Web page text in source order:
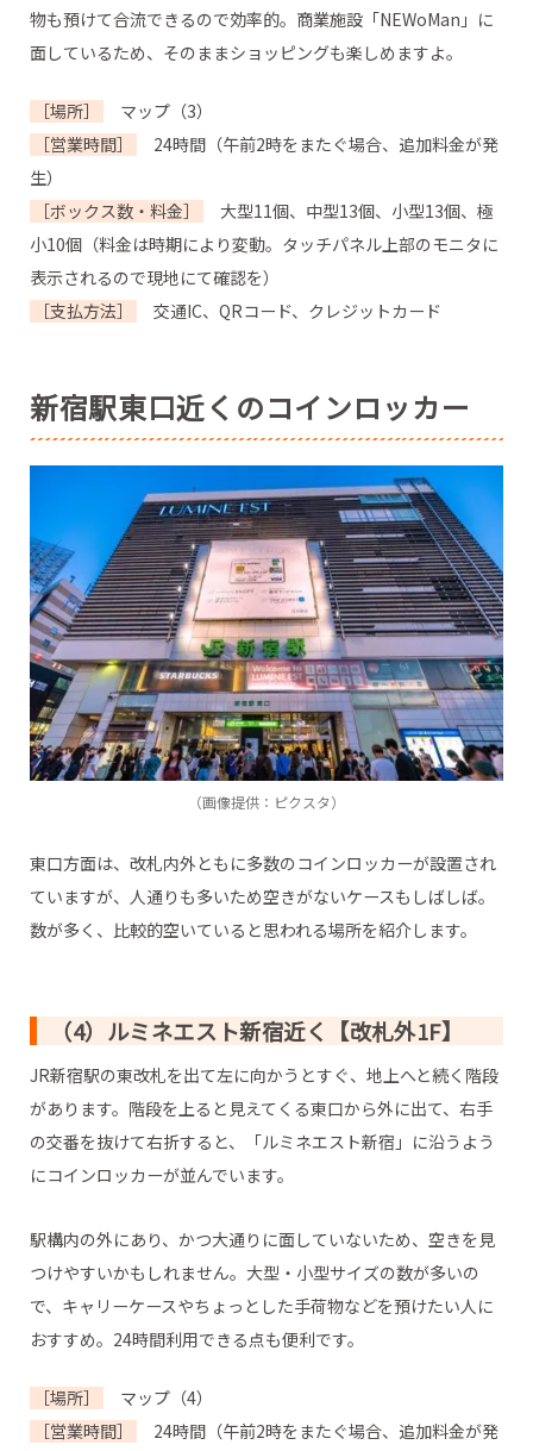
物も預けて合流できるので効率的。商業施設「NEWoMan」に
面しているため、そのままショッピングも楽しめますよ。
［場所］
マップ（3）
［営業時間］
24時間（午前2時をまたぐ場合、追加料金が発
生）
［ボックス数・料金］
大型11個、中型13個、小型13個、極
小10個（料金は時期により変動。タッチパネル上部のモニタに
表示されるので現地にて確認を）
［支払方法］
交通IC、QRコード、クレジットカード
新宿駅東口近くのコインロッカー
（画像提供：ピクスタ）
東口方面は、改札内外ともに多数のコインロッカーが設置され
ていますが、人通りも多いため空きがないケースもしばしば。
数が多く、比較的空いていると思われる場所を紹介します。
（4）ルミネエスト新宿近く【改札外1F】
JR新宿駅の東改札を出て左に向かうとすぐ、地上へと続く階段
があります。階段を上ると見えてくる東口から外に出て、右手
の交番を抜けて右折すると、「ルミネエスト新宿」に沿うよう
にコインロッカーが並んでいます。
駅構内の外にあり、かつ大通りに面していないため、空きを見
つけやすいかもしれません。大型・小型サイズの数が多いの
で、キャリーケースやちょっとした手荷物などを預けたい人に
おすすめ。24時間利用できる点も便利です。
［場所］
マップ（4）
［営業時間］
24時間（午前2時をまたぐ場合、追加料金が発